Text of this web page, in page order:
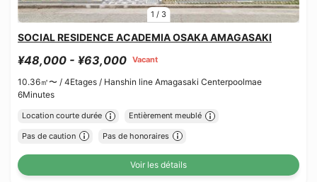
1 / 3
SOCIAL RESIDENCE ACADEMIA OSAKA AMAGASAKI
¥48,000 - ¥63,000 Vacant
10.36㎡〜 / 4Etages / Hanshin line Amagasaki Centerpoolmae
6Minutes
Location courte durée Entièrement meublé
Pas de caution Pas de honoraires
Voir les détails